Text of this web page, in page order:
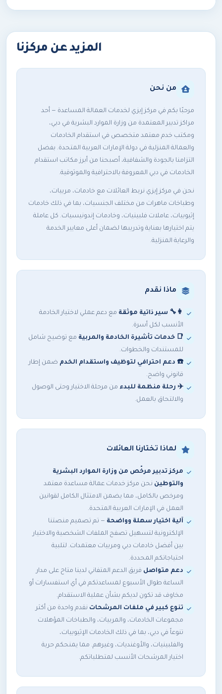
المزيد عن مركزنا
من نحن
مرحبًا بكم في مركز إيزي لخدمات العمالة المساعدة — أحد
مراكز تدبير المعتمدة من وزارة الموارد البشرية في دبي،
ومكتب خدم معتمد متخصص في استقدام الخادمات
والعمالة المنزلية في دولة الإمارات العربية المتحدة. بفضل
التزامنا بالجودة والشفافية، أصبحنا من أبرز مكاتب استقدام
الخادمات في دبي المعروفة بالاحترافية والموثوقية.
نحن في مركز إيزي نربط العائلات مع خادمات، مربيات،
وطباخات ماهرات من مختلف الجنسيات، بما في ذلك خادمات
إثيوبيات، عاملات فلبينيات، وخادمات إندونيسيات. كل عاملة
يتم اختيارها بعناية وتدريبها لضمان أعلى معايير الخدمة
والرعاية المنزلية.
ماذا نقدم
👩‍🔧 سير ذاتية موثقة مع دعم عملي لاختيار الخادمة
الأنسب لكل أسرة.
📑 خدمات تأشيرة الخادمة والمربية مع توضيح شامل
للمستندات والخطوات.
☎️ دعم احترافي لتوظيف واستقدام الخدم ضمن إطار
قانوني واضح.
✈️ رحلة منظمة للبدء من مرحلة الاختيار وحتى الوصول
والالتحاق بالعمل.
لماذا تختارنا العائلات
مركز تدبير مرخّص من وزارة الموارد البشرية
والتوطين نحن مركز خدمات عمالة مساعدة معتمد
ومرخص بالكامل، مما يضمن الامتثال الكامل لقوانين
العمل في الإمارات العربية المتحدة.
آلية اختيار سهلة وواضحة — تم تصميم منصتنا
الإلكترونية لتسهيل تصفح الملفات الشخصية والاختيار
بين أفضل خادمات دبي ومربيات معتمدات. لتلبية
احتياجاتكم المحددة.
دعم متواصل فريق الدعم المتفاني لدينا متاح على مدار
الساعة طوال الأسبوع لمساعدتكم في أي استفسارات أو
مخاوف قد تكون لديكم بشأن عملية الاستقدام.
تنوع كبير في ملفات المرشحات نقدم واحدة من أكثر
مجموعات الخادمات، والمربيات، والطباخات المؤهلات
تنوعاً في دبي، بما في ذلك الخادمات الإثيوبيات،
والفلبينيات، والأوغنديات، وغيرهم. مما يمنحكم حرية
اختيار المرشحات الأنسب لمتطلباتكم.